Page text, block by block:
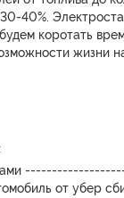
30-40%.
коротать
жизни
от убер